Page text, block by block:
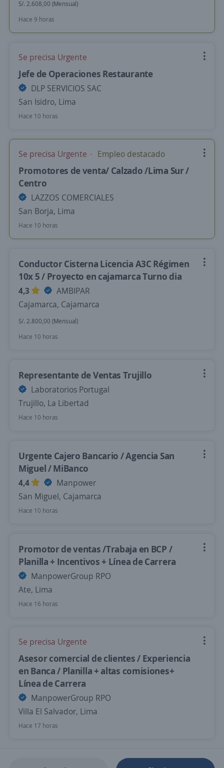
S/. 2.608,00 (Mensual)
Hace 9 horas
Se precisa Urgente
Jefe de Operaciones Restaurante
DLP SERVICIOS SAC
San Isidro, Lima
Hace 10 horas
Se precisa Urgente Empleo destacado
Promotores de venta/ Calzado /Lima Sur /
Centro
LAZZOS COMERCIALES
San Borja, Lima
Hace 10 horas
Conductor Cisterna Licencia A3C Régimen
10x 5 / Proyecto en cajamarca Turno dia
4,3
AMBIPAR
Cajamarca, Cajamarca
S/. 2.800,00 (Mensual)
Hace 10 horas
Representante de Ventas Trujillo
Laboratorios Portugal
Trujillo, La Libertad
Hace 10 horas
Urgente Cajero Bancario / Agencia San
Miguel / MiBanco
4,4
Manpower
San Miguel, Cajamarca
Hace 10 horas
Promotor de ventas /Trabaja en BCP /
Planilla + Incentivos + Línea de Carrera
ManpowerGroup RPO
Ate, Lima
Hace 16 horas
Se precisa Urgente
Asesor comercial de clientes / Experiencia
en Banca / Planilla + altas comisiones+
Línea de Carrera
ManpowerGroup RPO
Villa El Salvador, Lima
Hace 17 horas